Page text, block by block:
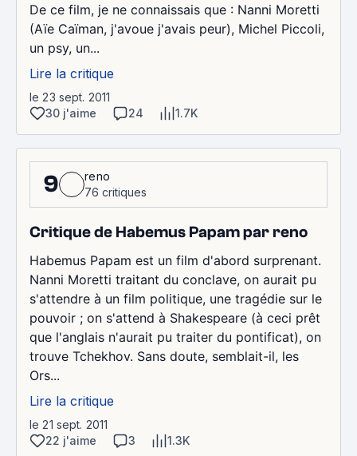
De ce film, je ne connaissais que : Nanni Moretti
(Aïe Caïman, j'avoue j'avais peur), Michel Piccoli,
un psy, un...
Lire la critique
le 23 sept. 2011
30 j'aime
24 1.7K
9
reno
76 critiques
Critique de Habemus Papam par reno
Habemus Papam est un film d'abord surprenant.
Nanni Moretti traitant du conclave, on aurait pu
s'attendre à un film politique, une tragédie sur le
pouvoir ; on s'attend à Shakespeare (à ceci prêt
que l'anglais n'aurait pu traiter du pontificat), on
trouve Tchekhov. Sans doute, semblait-il, les
Ors...
Lire la critique
le 21 sept. 2011
22 j'aime
3 1.3K